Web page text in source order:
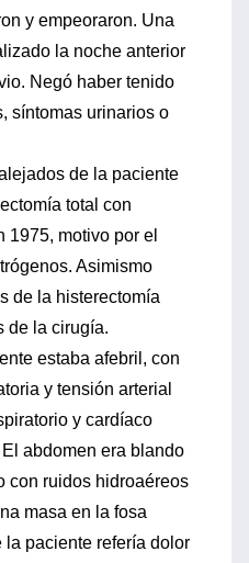
y empeoraron. Una
la noche anterior
Negó haber tenido
síntomas urinarios o
de la paciente
total con
1975, motivo por el
Asimismo
de la histerectomía
de la cirugía.
estaba afebril, con
y tensión arterial
y cardíaco
abdomen era blando
con ruidos hidroaéreos
masa en la fosa
paciente refería dolor